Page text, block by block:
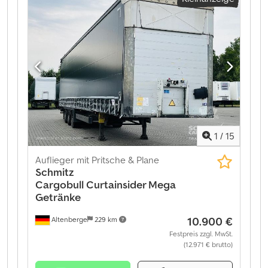
385/65 R22,5 , Radstand: 7.700 mm , Baujahr:2022,
ABS, Leergewicht: 6361 kg, zulässiges
Gesamtgewicht: 39000 kg, Zertifikat nach DIN EN
12642 (XL-Code), Ladefläche (L x B x H): 13.620 mm x
2.480 mm x 2.700 mm, Reifengröße: 385/65 R22.5,
Ladeflächenvolumen: 91 m³, 1. Achse: , 2. Achse: , 3.
Achse: , Luftfederung, Unterfahrschutz, elektronisches
Bremssystem EBS, Reserveradhalterung (2x), Zurrösen,
verschraubtes Fahrgestell, Schiebedach, 1x 15-poliger
und 2x 7-poliger Stecker, Spritzschutz, Hubdach
(manuell). Dwjdpfx Afoztg Nvjqja
1 / 15
Altenberge 229 km
Auflieger mit Pritsche & Plane
Schmitz
CargobullCurtainsider Mega
Getränke
10.900 €
Festpreis zzgl. MwSt.
(12.971 € brutto)